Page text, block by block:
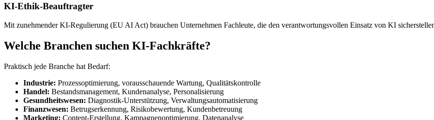
KI-Ethik-Beauftragter
Mit zunehmender KI-Regulierung (EU AI Act) brauchen Unternehmen Fachleute, die den verantwortungsvollen Einsatz von KI
Welche Branchen suchen KI-Fachkräfte?
Praktisch jede Branche hat Bedarf:
Industrie: Prozessoptimierung, vorausschauende Wartung, Qualitätskontrolle
Handel: Bestandsmanagement, Kundenanalyse, Personalisierung
Gesundheitswesen: Diagnostik-Unterstützung, Verwaltungsautomatisierung
Finanzwesen: Betrugserkennung, Risikobewertung, Kundenbetreuung
Marketing: Content-Erstellung, Kampagnenoptimierung, Datenanalyse